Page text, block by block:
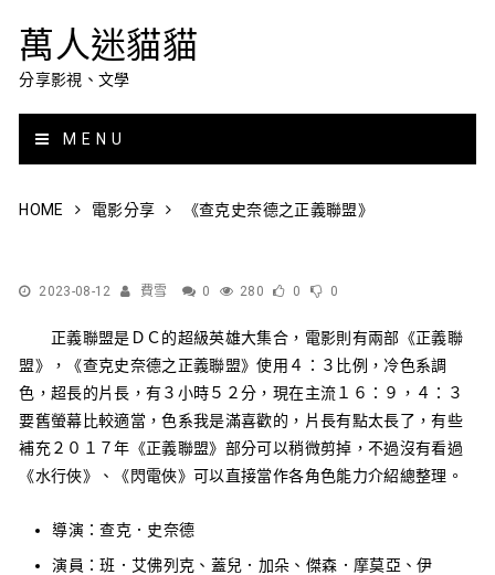
萬人迷貓貓
分享影視、文學
MENU
HOME 電影分享 《查克史奈德之正義聯盟》
2023-08-12 費雪 0 280 0 0
正義聯盟是ＤＣ的超級英雄大集合，電影則有兩部《正義聯
盟》，《查克史奈德之正義聯盟》使用４：３比例，冷色系調
色，超長的片長，有３小時５２分，現在主流１６：９，４：３
要舊螢幕比較適當，色系我是滿喜歡的，片長有點太長了，有些
補充２０１７年《正義聯盟》部分可以稍微剪掉，不過沒有看過
《水行俠》、《閃電俠》可以直接當作各角色能力介紹總整理。
導演：查克．史奈德
演員：班．艾佛列克、蓋兒．加朵、傑森．摩莫亞、伊